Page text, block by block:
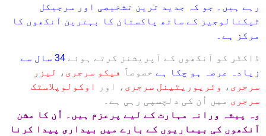
رہے ہیں۔ جو کہ جدید ترین تشخیصی اور سرجیکل
ٹیکنالوجیز کے ساتھ پاکستان کا بہترین آنکھوں کا
مرکز ہے۔
ڈاکٹر کو آنکھوں کے آپریشنز کرتے ہوئے
34 سال سے
زیادہ عرصہ ہو چکا ہے خصوصاً فیکو سرجری ، لیزر
سرجری ، وٹریوریٹینل سرجری ، اور
اوکولوپلاسٹک
سرجری میں اُن کی دلچسپی رہی ہے۔
وہ پیشہ ورانہ مہارت کے لیے پرعزم ہیں۔ اُن کا مشن
آنکھوں کی بیماریوں کے بارے میں بیداری پیدا کرنا